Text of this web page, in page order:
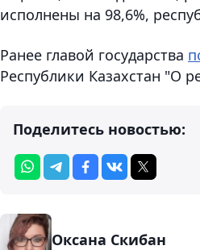
исполнены на 98,6%,
Ранее главой государства
Республики Казахстан "О
Поделитесь новостью:
Оксана Скибан